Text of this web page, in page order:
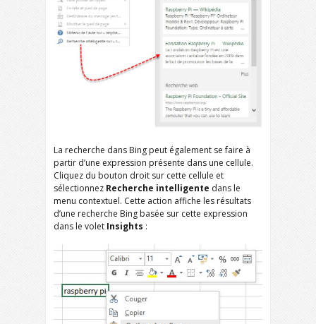
La recherche dans Bing peut également se faire à
partir d’une expression présente dans une cellule.
Cliquez du bouton droit sur cette cellule et
sélectionnez Recherche intelligente dans le
menu contextuel. Cette action affiche les résultats
d’une recherche Bing basée sur cette expression
dans le volet Insights :